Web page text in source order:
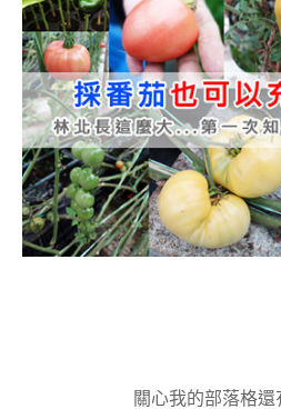
關心我的部落格